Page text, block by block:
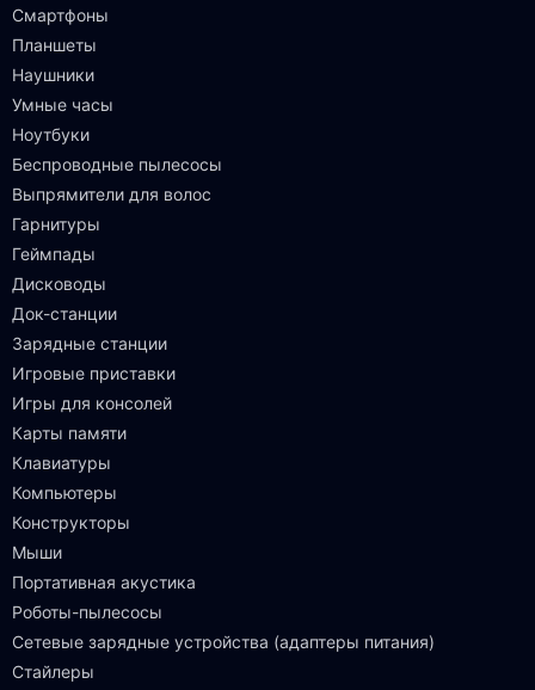
Смартфоны
Планшеты
Наушники
Умные часы
Ноутбуки
Беспроводные пылесосы
Выпрямители для волос
Гарнитуры
Геймпады
Дисководы
Док-станции
Зарядные станции
Игровые приставки
Игры для консолей
Карты памяти
Клавиатуры
Компьютеры
Конструкторы
Мыши
Портативная акустика
Роботы-пылесосы
Сетевые зарядные устройства (адаптеры питания)
Стайлеры